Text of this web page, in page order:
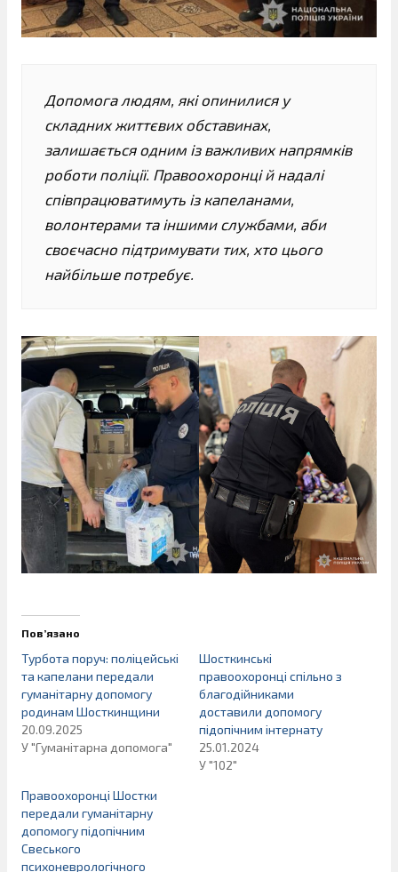
Допомога людям, які опинилися у
складних життєвих обставинах,
залишається одним із важливих напрямків
роботи поліції. Правоохоронці й надалі
співпрацюватимуть із капеланами,
волонтерами та іншими службами, аби
своєчасно підтримувати тих, хто цього
найбільше потребує.
Пов’язано
Турбота поруч: поліцейські
та капелани передали
гуманітарну допомогу
родинам Шосткинщини
20.09.2025
У "Гуманітарна допомога"
Шосткинські
правоохоронці спільно з
благодійниками
доставили допомогу
підопічним інтернату
25.01.2024
У "102"
Правоохоронці Шостки
передали гуманітарну
допомогу підопічним
Свеського
психоневрологічного